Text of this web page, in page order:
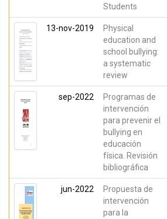
Students
13-nov-2019
Physical
education and
school bullying:
a systematic
review
sep-2022
Programas de
intervención
para prevenir el
bullying en
educación
física. Revisión
bibliográfica
jun-2022
Propuesta de
intervención
para la